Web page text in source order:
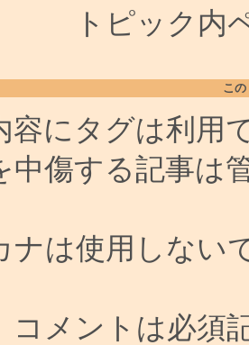
トピック内
こ
容にタグは利用
中傷する記事は
ナは使用しない
コメントは必須